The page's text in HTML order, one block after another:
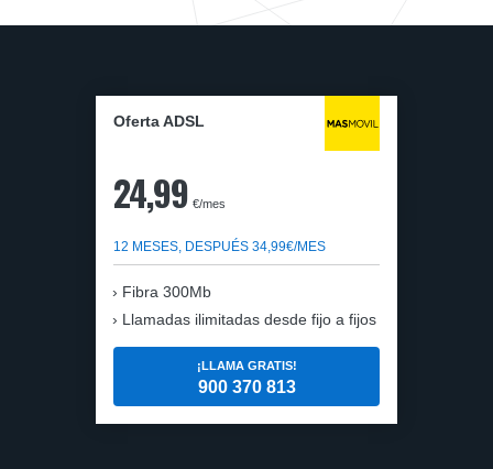
Oferta ADSL
24,99 €/mes
12 MESES, DESPUÉS 34,99€/MES
Fibra 300Mb
Llamadas ilimitadas desde fijo a fijos
¡LLAMA GRATIS!
900 370 813